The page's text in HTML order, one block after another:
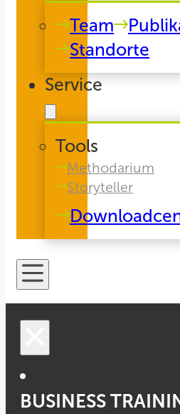
Team
Standorte
Service
Tools
Methodarium
Storyteller
BUSINESS